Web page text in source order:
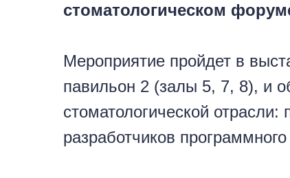
стоматологическом
Мероприятие пройдет в
павильон 2 (залы 5, 7, 8), и
стоматологической
разработчиков